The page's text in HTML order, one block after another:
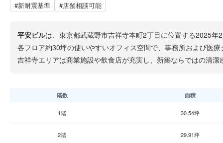
#新耐震基準 #店舗相談可能
平安ビルは、東京都武蔵野市吉祥寺本町2丁目に位置する2025
各フロア約30坪の使いやすいオフィス空間で、事務所および医
吉祥寺エリアは商業施設や飲食店が充実し、新築ならではの清
階数 面積
1階 30.54坪
2階 29.91坪